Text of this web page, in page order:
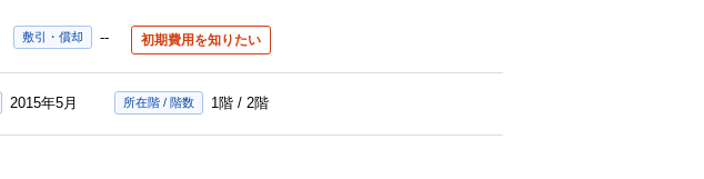
敷引・償却 -- 初期費用を知りたい
2015年5月 所在階 / 階数 1階 / 2階